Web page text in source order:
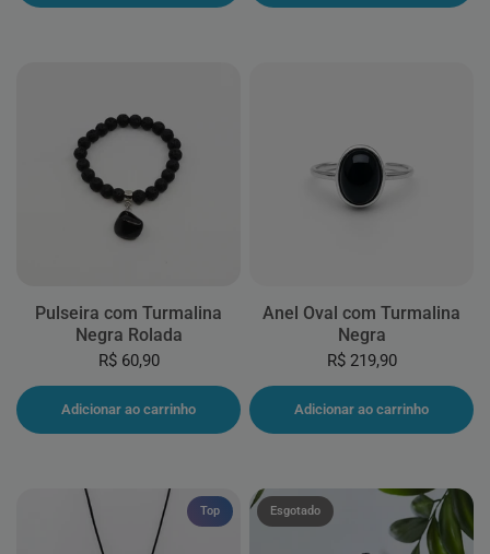
Pulseira com Turmalina
Negra Rolada
R$ 60,90
Adicionar ao carrinho
Anel Oval com Turmalina
Negra
R$ 219,90
Adicionar ao carrinho
Top Esgotado